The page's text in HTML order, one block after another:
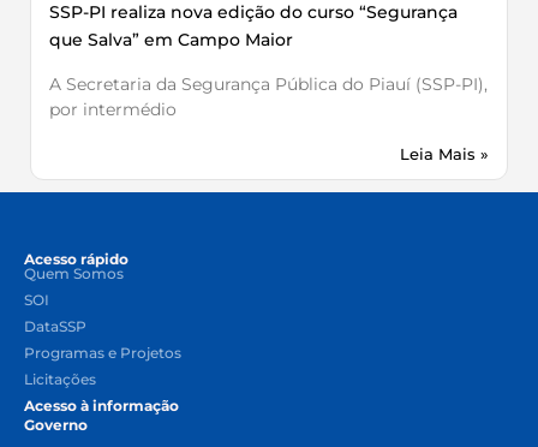
SSP-PI realiza nova edição do curso “Segurança
que Salva” em Campo Maior
A Secretaria da Segurança Pública do Piauí (SSP-PI),
por intermédio
Leia Mais »
Acesso rápido
Quem Somos
SOI
DataSSP
Programas e Projetos
Licitações
Acesso à informação
Governo